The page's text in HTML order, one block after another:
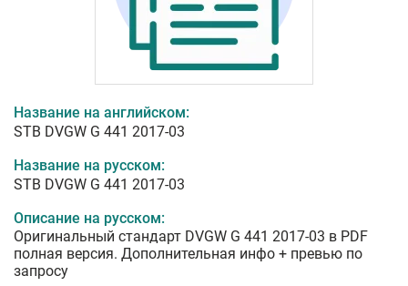
Название на английском:
STB DVGW G 441 2017-03
Название на русском:
STB DVGW G 441 2017-03
Описание на русском:
Оригинальный стандарт DVGW G 441 2017-03 в PDF
полная версия. Дополнительная инфо + превью по
запросу